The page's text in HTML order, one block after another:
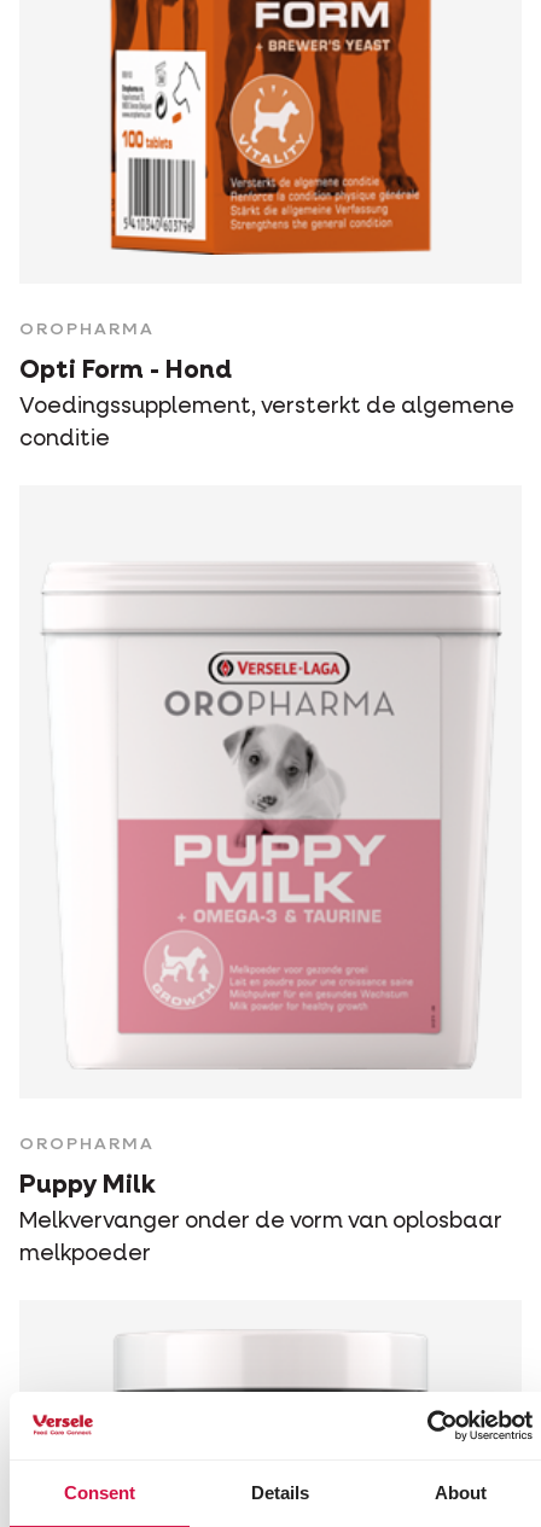
Consent Details About
OROPHARMA
Opti Form - Hond
Voedingssupplement, versterkt de algemene
conditie
OROPHARMA
Puppy Milk
Melkvervanger onder de vorm van oplosbaar
melkpoeder